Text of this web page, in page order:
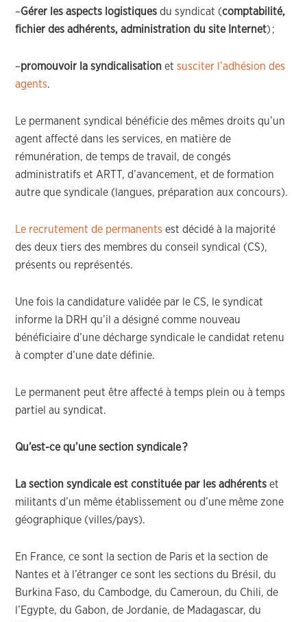
–Gérer les aspects logistiques du syndicat (comptabilité,
fichier des adhérents,administration dusite Internet) ;
–promouvoir la syndicalisation etsusciter l’adhésion des
agents.
Le permanent syndical bénéficie des mêmes droits qu’un
agent affecté dans les services, en matière de
rémunération, de temps de travail, de congés
administratifs et ARTT, d’avancement, et de formation
autre que syndicale (langues, préparation aux concours).
Le recrutement de permanents est décidé à la majorité
des deux tiers des membres du conseil syndical (CS),
présents ou représentés.
Une fois la candidature validée par le CS, le syndicat
informe la DRH qu’il a désigné comme nouveau
bénéficiaire d’une décharge syndicale le candidat retenu
à compter d’une date définie.
Le permanent peut être affecté à temps plein ou à temps
partiel au syndicat.
Qu’est-ce qu’une section syndicale?
La section syndicale est constituée par les adhérents et
militants d’un même établissement ou d’une même zone
géographique (villes/pays).
En France, ce sont la section de Paris et la section de
Nantes et à l’étranger ce sont les sections du Brésil,du
Burkina Faso,du Cambodge,du Cameroun,du Chili,de
l’Egypte,du Gabon,deJordanie,de Madagascar,du